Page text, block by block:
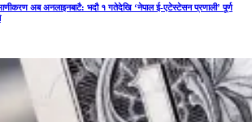
अब अनलाइनबाटै: भदौ १ गतेदेखि ‘नेपाल ई-एटेस्टेसन प्रणाली’ पूर्ण